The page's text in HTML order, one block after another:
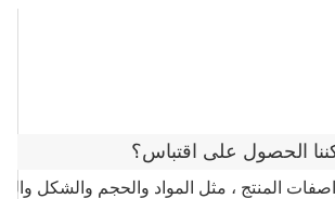
الحصول على اقتباس؟
المنتج ، مثل المواد والحجم والشكل